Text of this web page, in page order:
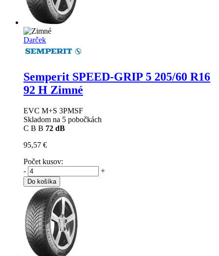
Darček
Semperit SPEED-GRIP 5 205/60 R16
92 H Zimné
EVC M+S 3PMSF
Skladom na 5 pobočkách
C B B 72 dB
95,57 €
Počet kusov:
-
+
Do košíka